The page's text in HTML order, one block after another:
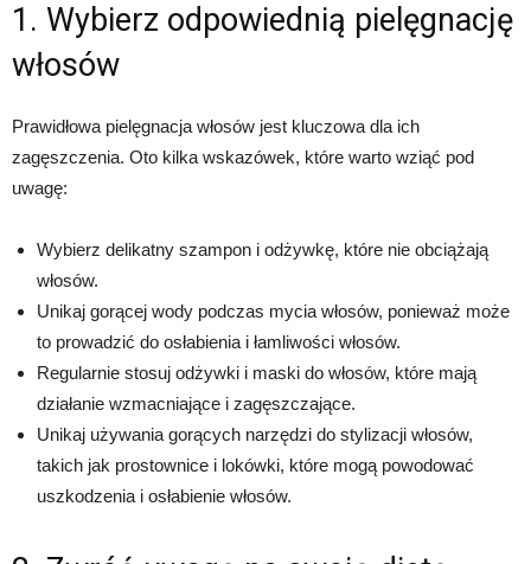
1. Wybierz odpowiednią pielęgnację
włosów
Prawidłowa pielęgnacja włosów jest kluczowa dla ich
zagęszczenia. Oto kilka wskazówek, które warto wziąć pod
uwagę:
Wybierz delikatny szampon i odżywkę, które nie obciążają
włosów.
Unikaj gorącej wody podczas mycia włosów, ponieważ może
to prowadzić do osłabienia i łamliwości włosów.
Regularnie stosuj odżywki i maski do włosów, które mają
działanie wzmacniające i zagęszczające.
Unikaj używania gorących narzędzi do stylizacji włosów,
takich jak prostownice i lokówki, które mogą powodować
uszkodzenia i osłabienie włosów.